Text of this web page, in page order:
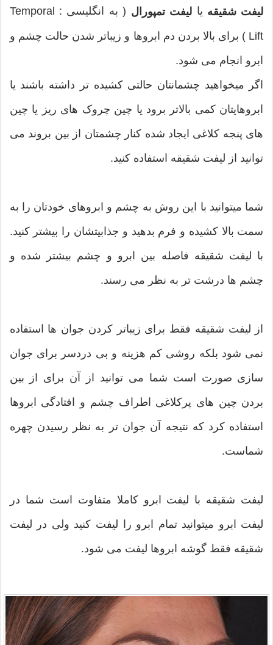
لیفت شقیقه یا لیفت تمپورال ( به انگلیسی : Temporal
Lift ) برای بالا بردن دم ابروها و زیباتر شدن حالت چشم و
ابرو انجام می شود.
اگر میخواهید چشمانتان حالتی کشیده تر داشته باشند یا
ابروهایتان کمی بالاتر برود یا چین چروک های ریز یا چین
های پنجه کلاغی ایجاد شده کنار چشمتان از بین بروند می
توانید از لیفت شقیقه استفاده کنید.
شما میتوانید با این روش به چشم و ابروهای خودتان را به
سمت بالا کشیده و فرم بدهید و جذابیتشان را بیشتر کنید.
با لیفت شقیقه فاصله بین ابرو و چشم بیشتر شده و
چشم ها درشت تر به نظر می رسند.
از لیفت شقیقه فقط برای زیباتر کردن جوان ها استفاده
نمی شود بلکه روشی کم هزینه و بی دردسر برای جوان
سازی صورت است شما می توانید از آن برای از بین
بردن چین های پرکلاغی اطراف چشم و افتادگی ابروها
استفاده کرد که نتیجه آن جوان تر به نظر رسیدن چهره
شماست.
لیفت شقیقه با لیفت ابرو کاملا متفاوت است شما در
لیفت ابرو میتوانید تمام ابرو را لیفت کنید ولی در لیفت
شقیقه فقط گوشه ابروها لیفت می شود.